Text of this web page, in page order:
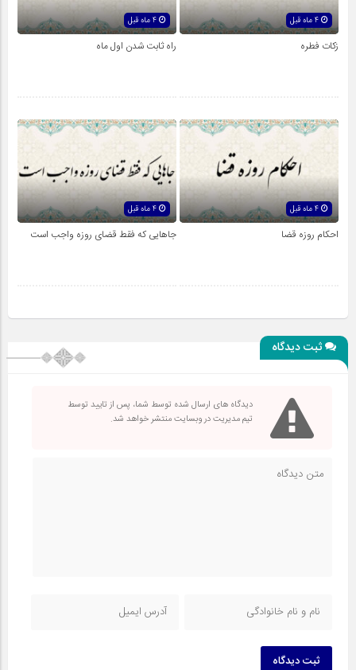
4 ماه قبل
زکات فطره راه ثابت شدن اول ماه
4 ماه قبل
احکام روزه قضا جاهایى که فقط قضاى روزه واجب است
ثبت دیدگاه
دیدگاه های ارسال شده توسط شما، پس از تایید توسط
تیم مدیریت در وبسایت منتشر خواهد شد.
ثبت دیدگاه